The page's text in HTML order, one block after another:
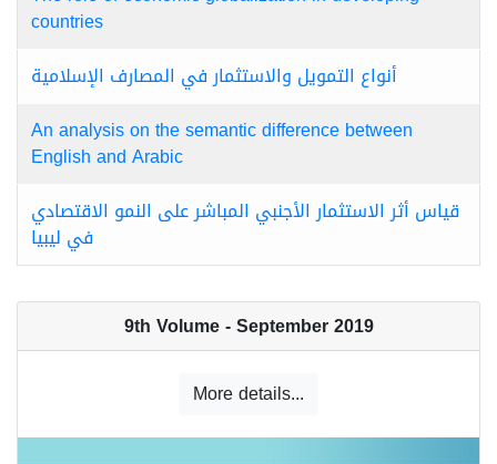
countries
أنواع التمويل والاستثمار في المصارف الإسلامية
An analysis on the semantic difference between
English and Arabic
قياس أثر الاستثمار الأجنبي المباشر على النمو الاقتصادي
في ليبيا
9th Volume - September 2019
More details...